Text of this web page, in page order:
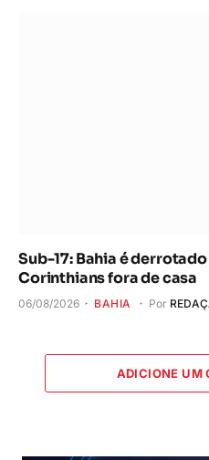
Sub-17: Bahia é
Corinthians fora de casa
06/08/2026 BAHIA Por
ADICIONE UM